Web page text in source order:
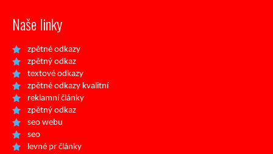
Naše linky
zpětné odkazy
zpětný odkaz
textové odkazy
zpětné odkazy kvalitní
reklamní články
zpětný odkaz
seo webu
seo
levné pr články